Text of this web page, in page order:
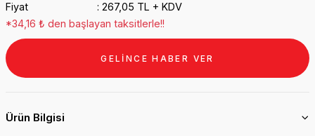
Fiyat
267,05 TL + KDV
*34,16 ₺ den başlayan taksitlerle!!
GELİNCE HABER VER
Ürün Bilgisi